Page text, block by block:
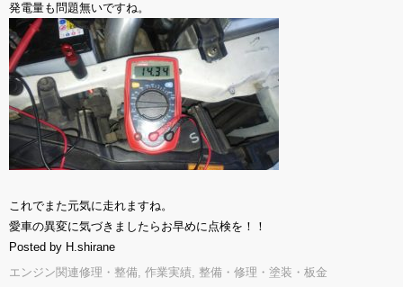
発電量も問題無いですね。
これでまた元気に走れますね。
愛車の異変に気づきましたらお早めに点検を！！
Posted by H.shirane
エンジン関連修理・整備, 作業実績, 整備・修理・塗装・板金